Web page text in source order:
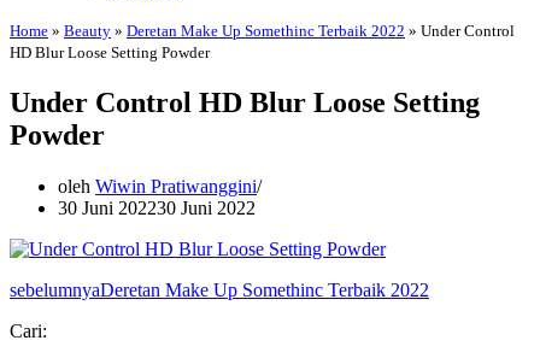
Home » Beauty » Deretan Make Up Somethinc Terbaik 2022 » Under Control
HD Blur Loose Setting Powder
Under Control HD Blur Loose Setting
Powder
oleh Wiwin Pratiwanggini
30 Juni 202230 Juni 2022
sebelumnyaDeretan Make Up Somethinc Terbaik 2022
Cari: